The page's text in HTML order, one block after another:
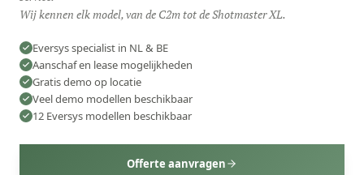
Wij kennen elk model, van de C2m tot de Shotmaster XL.
Eversys specialist in NL & BE
Aanschaf en lease mogelijkheden
Gratis demo op locatie
Veel demo modellen beschikbaar
12 Eversys modellen beschikbaar
Offerte aanvragen